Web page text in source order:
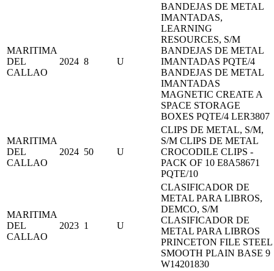
MARITIMA
DEL
CALLAO
2024 8 U
BANDEJAS DE METAL
IMANTADAS,
LEARNING
RESOURCES, S/M
BANDEJAS DE METAL
IMANTADAS PQTE/4
BANDEJAS DE METAL
IMANTADAS
MAGNETIC CREATE A
SPACE STORAGE
BOXES PQTE/4 LER3807
MARITIMA
DEL
CALLAO
2024 50 U
CLIPS DE METAL, S/M,
S/M CLIPS DE METAL
CROCODILE CLIPS -
PACK OF 10 E8A58671
PQTE/10
MARITIMA
DEL
CALLAO
2023 1 U
CLASIFICADOR DE
METAL PARA LIBROS,
DEMCO, S/M
CLASIFICADOR DE
METAL PARA LIBROS
PRINCETON FILE STEEL
SMOOTH PLAIN BASE 9
W14201830